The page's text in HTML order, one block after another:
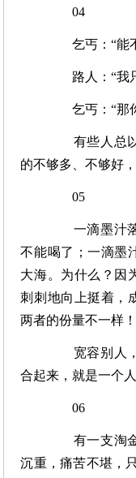
04
乞丐：“能不
路人：“我
乞丐：“那你
有些人总以
的不够多、不够好
05
一滴墨汁落
不能喝了；一滴墨
大海。为什么？因
刺刺地向上挺着，
两者的份量不一样！
宽容别人，
合起来，就是一个人
06
有一支淘金
沉重，痛苦不堪，